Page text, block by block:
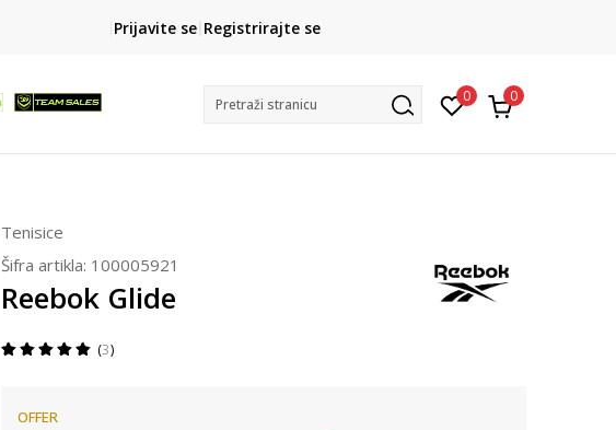
CLICK& COLLECT
besplatno preuzimanje u trgovini
Prijavite se Registrirajte se
Pretraži stranicu 0 0
Tenisice
Šifra artikla: 100005921
Reebok Glide
3
OFFER